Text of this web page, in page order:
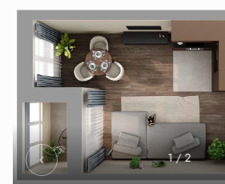
1 / 2